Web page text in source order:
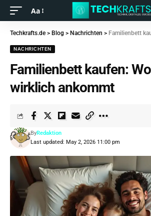
Aa
Techkrafts.de > Blog > Nachrichten > Familienbett
NACHRICHTEN
Familienbett kaufen:
wirklich ankommt
Last updated: May 2, 2026 11:00 pm
ByRedaktion